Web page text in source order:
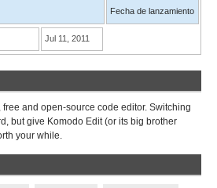
Fecha de lanzamiento
Jul 11, 2011
free and open-source code editor. Switching
but give Komodo Edit (or its big brother
your while.